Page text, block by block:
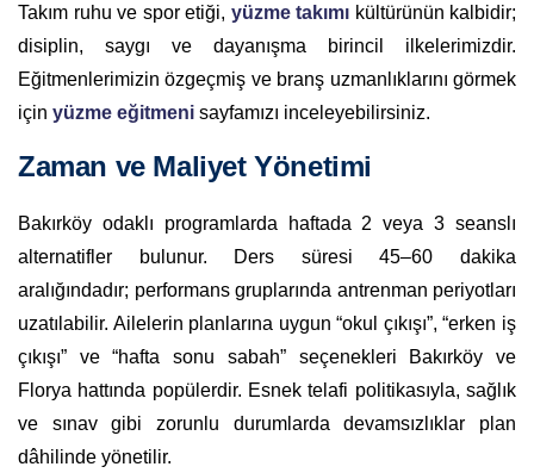
Takım ruhu ve spor etiği, yüzme takımı kültürünün kalbidir;
disiplin, saygı ve dayanışma birincil ilkelerimizdir.
Eğitmenlerimizin özgeçmiş ve branş uzmanlıklarını görmek
için yüzme eğitmeni sayfamızı inceleyebilirsiniz.
Zaman ve Maliyet Yönetimi
Bakırköy odaklı programlarda haftada 2 veya 3 seanslı
alternatifler bulunur. Ders süresi 45–60 dakika
aralığındadır; performans gruplarında antrenman periyotları
uzatılabilir. Ailelerin planlarına uygun “okul çıkışı”, “erken iş
çıkışı” ve “hafta sonu sabah” seçenekleri Bakırköy ve
Florya hattında popülerdir. Esnek telafi politikasıyla, sağlık
ve sınav gibi zorunlu durumlarda devamsızlıklar plan
dâhilinde yönetilir.